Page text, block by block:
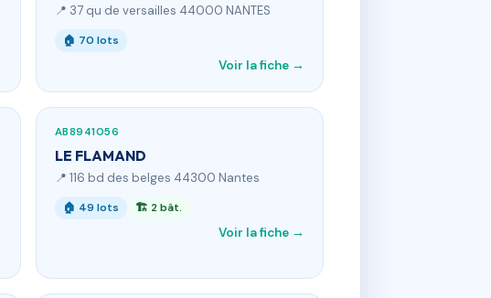
📍 37 qu de versailles 44000 NANTES
🏠 70 lots
Voir la fiche →
AB8941056
LE FLAMAND
📍 116 bd des belges 44300 Nantes
🏠 49 lots 🏗 2 bât.
Voir la fiche →